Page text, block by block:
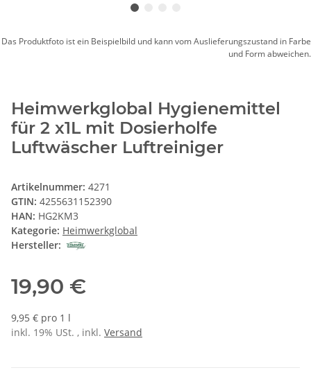
Das Produktfoto ist ein Beispielbild und kann vom Auslieferungszustand in Farbe
und Form abweichen.
Heimwerkglobal Hygienemittel
für 2 x1L mit Dosierholfe
Luftwäscher Luftreiniger
Artikelnummer: 4271
GTIN: 4255631152390
HAN: HG2KM3
Kategorie: Heimwerkglobal
Hersteller:
19,90 €
9,95 € pro 1 l
inkl. 19% USt. , inkl. Versand